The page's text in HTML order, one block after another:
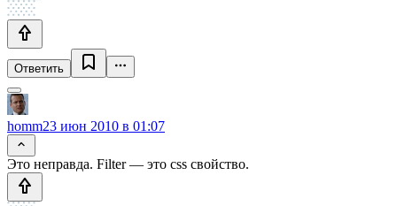
Ответить
homm23 июн 2010 в 01:07
Это неправда. Filter — это css свойство.